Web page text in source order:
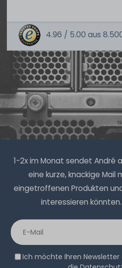
Jahr mit Next-Business-Day
Service
1-2
4.96 / 5.00 aus
1-2x im Monat sendet André
eine kurze, knackige Mail
eingetroffenen Produkten
interessieren
Ich möchte Ihren